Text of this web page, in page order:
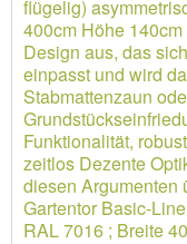
flügelig)
400cm Höhe
Design aus, das
einpasst und wird
Stabmattenzaun
Funktionalität,
zeitlos Dezente
diesen Argumenten
Gartentor Basic-
RAL 7016 ; Breite